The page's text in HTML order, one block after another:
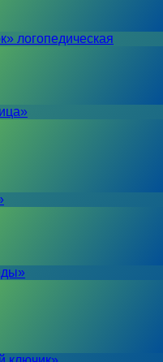
логопедическая